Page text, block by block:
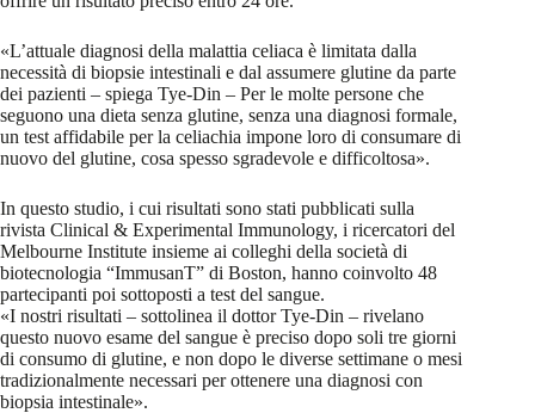
«L’attuale diagnosi della malattia celiaca è limitata dalla
necessità di biopsie intestinali e dal assumere glutine da parte
dei pazienti – spiega Tye-Din – Per le molte persone che
seguono una dieta senza glutine, senza una diagnosi formale,
un test affidabile per la celiachia impone loro di consumare di
nuovo del glutine, cosa spesso sgradevole e difficoltosa».
In questo studio, i cui risultati sono stati pubblicati sulla
rivista Clinical & Experimental Immunology, i ricercatori del
Melbourne Institute insieme ai colleghi della società di
biotecnologia “ImmusanT” di Boston, hanno coinvolto 48
partecipanti poi sottoposti a test del sangue.
«I nostri risultati – sottolinea il dottor Tye-Din – rivelano
questo nuovo esame del sangue è preciso dopo soli tre giorni
di consumo di glutine, e non dopo le diverse settimane o mesi
tradizionalmente necessari per ottenere una diagnosi con
biopsia intestinale».